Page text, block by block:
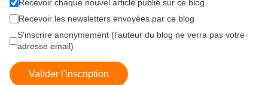
Recevoir chaque nouvel article publié sur ce blog
Recevoir les newsletters envoyées par ce blog
S'inscrire anonymement (l'auteur du blog ne verra pas votre
adresse email)
Valider l'inscription